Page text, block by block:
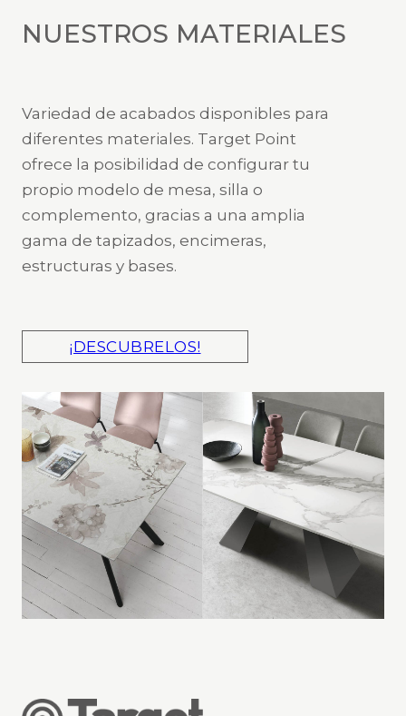
NUESTROS MATERIALES
Variedad de acabados disponibles para
diferentes materiales. Target Point
ofrece la posibilidad de configurar tu
propio modelo de mesa, silla o
complemento, gracias a una amplia
gama de tapizados, encimeras,
estructuras y bases.
¡DESCUBRELOS!